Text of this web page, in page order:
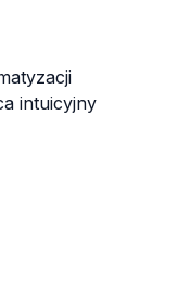
intuicyjny